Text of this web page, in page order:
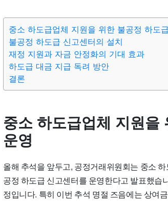
중소 하도급업체 지원을 위한 불공정 하도
불공정 하도급 신고센터의 설치
재정 지원과 자금 안정화의 기대 효과
하도급 대금 지급 독려 방안
결론
중소 하도급업체 지원을
운영
올해 추석을 앞두고, 공정거래위원회는 중소
공정 하도급 신고센터를 운영한다고 발표했습
정입니다. 특히 이번 추석 명절 즈음에는 상여